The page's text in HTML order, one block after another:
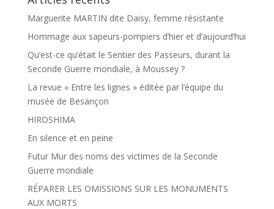
Marguerite MARTIN dite Daisy, femme résistante
Hommage aux sapeurs-pompiers d’hier et d’aujourd’hui
Qu’est-ce qu’était le Sentier des Passeurs, durant la
Seconde Guerre mondiale, à Moussey ?
La revue « Entre les lignes » éditée par l’équipe du
musée de Besançon
HIROSHIMA
En silence et en peine
Futur Mur des noms des victimes de la Seconde
Guerre mondiale
RÉPARER LES OMISSIONS SUR LES MONUMENTS
AUX MORTS